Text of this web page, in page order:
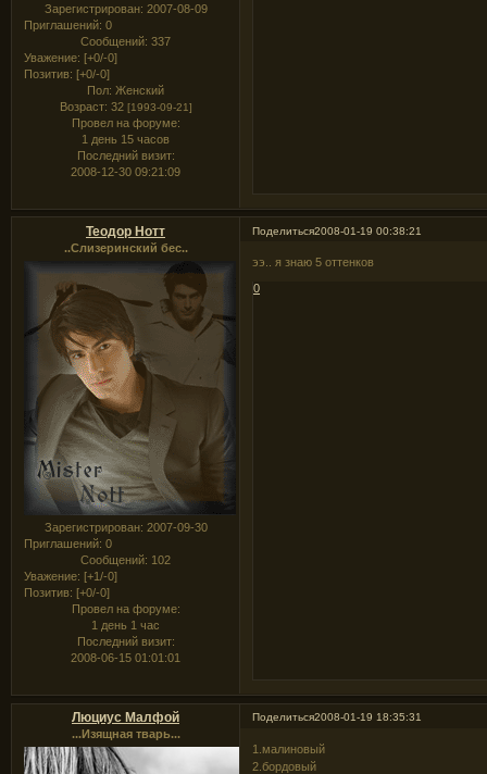
Зарегистрирован: 2007-08-09
Приглашений: 0
Сообщений: 337
Уважение: [+0/-0]
Позитив: [+0/-0]
Пол: Женский
Возраст: 32 [1993-09-21]
Провел на форуме:
1 день 15 часов
Последний визит:
2008-12-30 09:21:09
Поделиться2008-01-19 00:38:21
Теодор Нотт
..Слизеринский бес..
Зарегистрирован: 2007-09-30
Приглашений: 0
Сообщений: 102
Уважение: [+1/-0]
Позитив: [+0/-0]
Провел на форуме:
1 день 1 час
Последний визит:
2008-06-15 01:01:01
ээ.. я знаю 5 оттенков
0
Поделиться2008-01-19 18:35:31
Люциус Малфой
...Изящная тварь...
1.малиновый
2.бордовый